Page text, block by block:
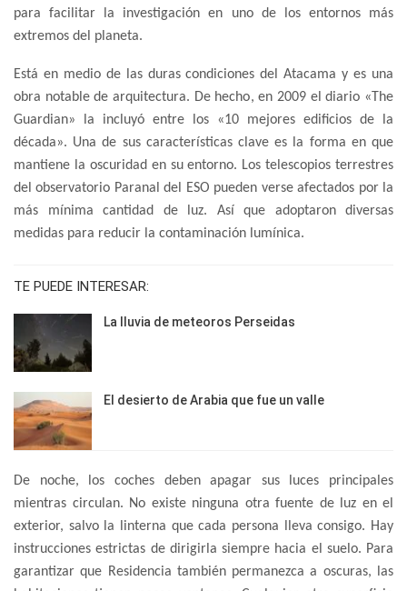
para facilitar la investigación en uno de los entornos más
extremos del planeta.
Está en medio de las duras condiciones del Atacama y es una
obra notable de arquitectura. De hecho, en 2009 el diario «The
Guardian» la incluyó entre los «10 mejores edificios de la
década». Una de sus características clave es la forma en que
mantiene la oscuridad en su entorno. Los telescopios terrestres
del observatorio Paranal del ESO pueden verse afectados por la
más mínima cantidad de luz. Así que adoptaron diversas
medidas para reducir la contaminación lumínica.
TE PUEDE INTERESAR:
La lluvia de meteoros Perseidas
El desierto de Arabia que fue un valle
De noche, los coches deben apagar sus luces principales
mientras circulan. No existe ninguna otra fuente de luz en el
exterior, salvo la linterna que cada persona lleva consigo. Hay
instrucciones estrictas de dirigirla siempre hacia el suelo. Para
garantizar que Residencia también permanezca a oscuras, las